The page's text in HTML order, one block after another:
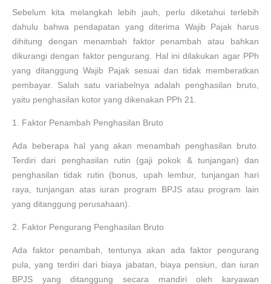
Sebelum kita melangkah lebih jauh, perlu diketahui terlebih
dahulu bahwa pendapatan yang diterima Wajib Pajak harus
dihitung dengan menambah faktor penambah atau bahkan
dikurangi dengan faktor pengurang. Hal ini dilakukan agar PPh
yang ditanggung Wajib Pajak sesuai dan tidak memberatkan
pembayar. Salah satu variabelnya adalah penghasilan bruto,
yaitu penghasilan kotor yang dikenakan PPh 21.
1. Faktor Penambah Penghasilan Bruto
Ada beberapa hal yang akan menambah penghasilan bruto.
Terdiri dari penghasilan rutin (gaji pokok & tunjangan) dan
penghasilan tidak rutin (bonus, upah lembur, tunjangan hari
raya, tunjangan atas iuran program BPJS atau program lain
yang ditanggung perusahaan).
2. Faktor Pengurang Penghasilan Bruto
Ada faktor penambah, tentunya akan ada faktor pengurang
pula, yang terdiri dari biaya jabatan, biaya pensiun, dan iuran
BPJS yang ditanggung secara mandiri oleh karyawan